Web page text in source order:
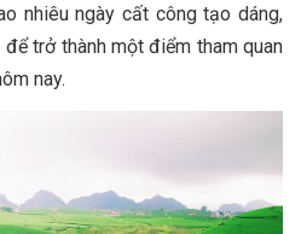
nhiêu ngày cất công tạo dáng,
trở thành một điểm tham quan
nay.